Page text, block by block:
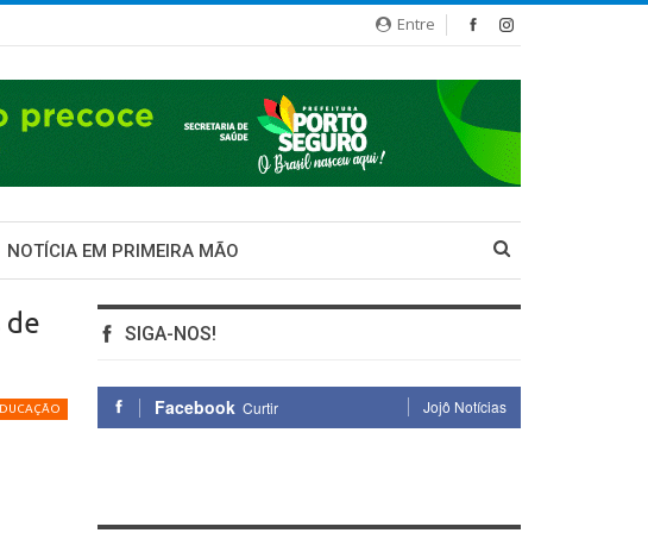
Entre
NOTÍCIA EM PRIMEIRA MÃO
de
SIGA-NOS!
Facebook Curtir Jojô Notícias